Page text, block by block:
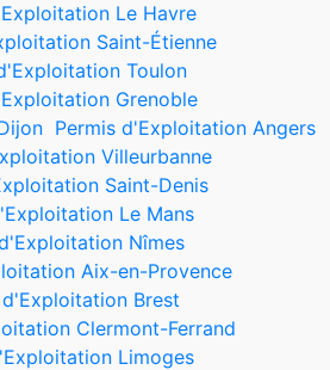
Le Havre
Saint-Étienne
Toulon
Grenoble
Permis d'Exploitation Angers
Villeurbanne
Saint-Denis
Le Mans
Nîmes
Aix-en-Provence
d'Exploitation Brest
Clermont-Ferrand
Limoges